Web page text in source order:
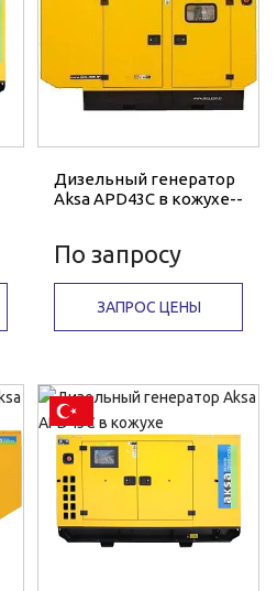
Дизельный генератор
Aksa APD43C в кожухе--
По запросу
ЗАПРОС ЦЕНЫ